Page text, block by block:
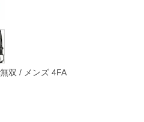
双 / メンズ 4FA